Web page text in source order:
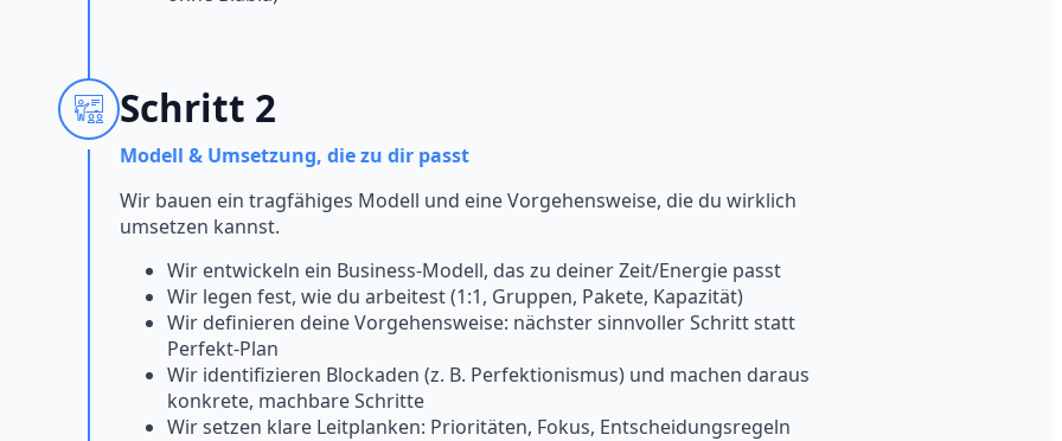
Schritt 2
Modell & Umsetzung, die zu dir passt
Wir bauen ein tragfähiges Modell und eine Vorgehensweise, die du wirklich
umsetzen kannst.
Wir entwickeln ein Business-Modell, das zu deiner Zeit/Energie passt
Wir legen fest, wie du arbeitest (1:1, Gruppen, Pakete, Kapazität)
Wir definieren deine Vorgehensweise: nächster sinnvoller Schritt statt
Perfekt-Plan
Wir identifizieren Blockaden (z. B. Perfektionismus) und machen daraus
konkrete, machbare Schritte
Wir setzen klare Leitplanken: Prioritäten, Fokus, Entscheidungsregeln